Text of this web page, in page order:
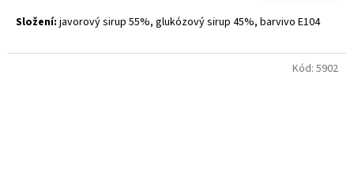
Složení: javorový sirup 55%, glukózový sirup 45%, barvivo E104
Kód: 5902